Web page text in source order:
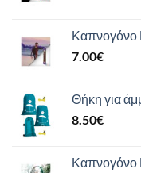
7.00€
Θήκη για
8.50€
Καπνογόνο